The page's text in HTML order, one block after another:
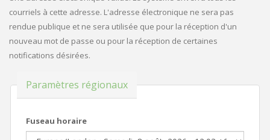
courriels à cette adresse. L'adresse électronique ne sera pas
rendue publique et ne sera utilisée que pour la réception d'un
nouveau mot de passe ou pour la réception de certaines
notifications désirées.
Masquer
Paramètres régionaux
Fuseau horaire